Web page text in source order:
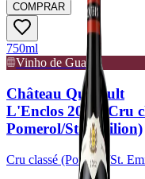
COMPRAR
750ml
Vinho de Guarda
Château Quinault
L'Enclos 2009 (Cru
Pomerol/St. Emilion)
Cru classé (Pomerol/St.